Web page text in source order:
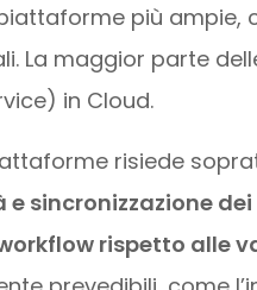
più
La maggior parte
in Cloud.
risiede
sincronizzazione dei
rispetto alle